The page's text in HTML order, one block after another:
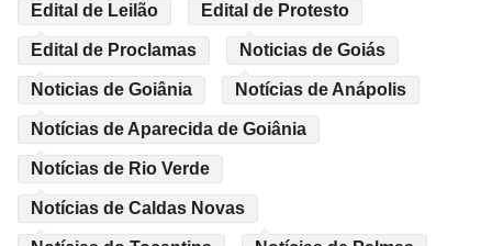
Edital de Leilão Edital de Protesto
Edital de Proclamas Noticias de Goiás
Noticias de Goiânia Notícias de Anápolis
Notícias de Aparecida de Goiânia
Notícias de Rio Verde
Notícias de Caldas Novas